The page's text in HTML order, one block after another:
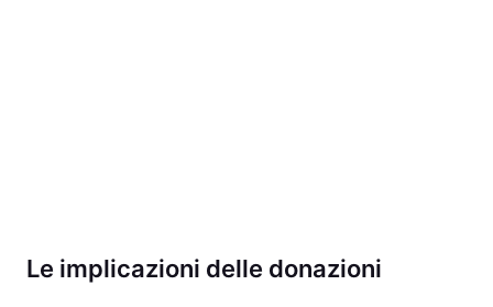
Le implicazioni delle donazioni